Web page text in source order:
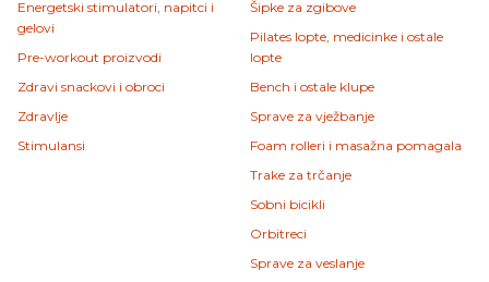
Energetski stimulatori, napitci i
gelovi
Pre-workout proizvodi
Zdravi snackovi i obroci
Zdravlje
Stimulansi
Šipke za zgibove
Pilates lopte, medicinke i ostale
lopte
Bench i ostale klupe
Sprave za vježbanje
Foam rolleri i masažna pomagala
Trake za trčanje
Sobni bicikli
Orbitreci
Sprave za veslanje